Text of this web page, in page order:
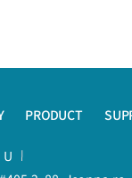
PRODUCT